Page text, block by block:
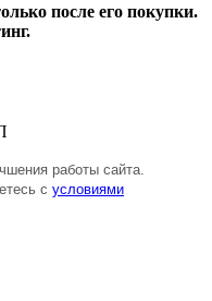
после его покупки.
работы сайта.
с условиями